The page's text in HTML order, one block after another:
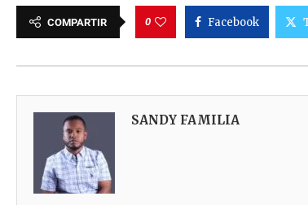
COMPARTIR 0 Facebook
SANDY FAMILIA